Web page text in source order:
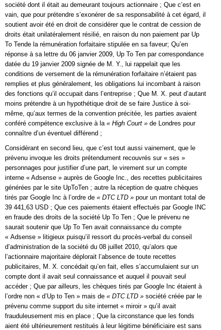
société dont il était au demeurant toujours actionnaire ; Que c’est en
vain, que pour prétendre s’exonérer de sa responsabilité à cet égard, il
soutient avoir été en droit de considérer que le contrat de cession de
droits était unilatéralement résilié, en raison du non paiement par Up
To Tende la rémunération forfaitaire stipulée en sa faveur; Qu’en
réponse à sa lettre du 06 janvier 2009, Up To Ten par correspondance
datée du 19 janvier 2009 signée de M. Y., lui rappelait que les
conditions de versement de la rémunération forfaitaire n’étaient pas
remplies et plus généralement, les obligations lui incombant à raison
des fonctions qu’il occupait dans l’entreprise ; Que M. X. peut d’autant
moins prétendre à un hypothétique droit de se faire Justice à soi-
même, qu’aux termes de la convention précitée, les parties avaient
conféré compétence exclusive à la « High Court » de Londres pour
connaître d’un éventuel différend ;
Considérant en second lieu, que c’est tout aussi vainement, que le
prévenu invoque les droits prétendument recouvrés sur « ses »
personnages pour justifier d’une part, le virement sur un compte
interne « Adsense » auprès de Google Inc., des recettes publicitaires
générées par le site UpToTen ; autre la réception de quatre chèques
tirés par Google Inc à l’ordre de « DTC LTD » pour un montant total de
39 441,63 USD ; Que ces paiements étaient effectués par Google INC
en fraude des droits de la société Up To Ten ; Que le prévenu ne
saurait soutenir que Up To Ten avait connaissance du compte
« Adsense » litigieux puisqu’il ressort du procès-verbal du conseil
d’administration de la société du 08 juillet 2010, qu’alors que
l’actionnaire majoritaire déplorait l’absence de toute recettes
publicitaires, M. X. concédait qu’en fait, elles s’accumulaient sur un
compte dont il avait seul connaissance et auquel il pouvait seul
accéder ; Que par ailleurs, les chèques tirés par Google Inc étaient à
l’ordre non « d’Up to Ten » mais de « DTC LTD » société créée par le
prévenu comme support du site internet « miroir » qu’il avait
frauduleusement mis en place ; Que la circonstance que les fonds
aient été ultérieurement restitués à leur légitime bénéficiaire est sans